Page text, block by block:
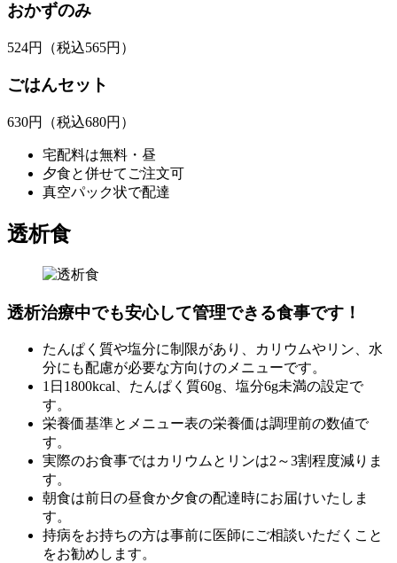
おかずのみ
524円 （税込565円）
ごはんセット
630円 （税込680円）
宅配料は無料・昼
夕食と併せてご注文可
真空パック状で配達
透析食
透析治療中でも安心して管理できる食事です！
たんぱく質や塩分に制限があり、カリウムやリン、水
分にも配慮が必要な方向けのメニューです。
1日1800kcal、たんぱく質60g、塩分6g未満の設定で
す。
栄養価基準とメニュー表の栄養価は調理前の数値で
す。
実際のお食事ではカリウムとリンは2～3割程度減りま
す。
朝食は前日の昼食か夕食の配達時にお届けいたしま
す。
持病をお持ちの方は事前に医師にご相談いただくこと
をお勧めします。